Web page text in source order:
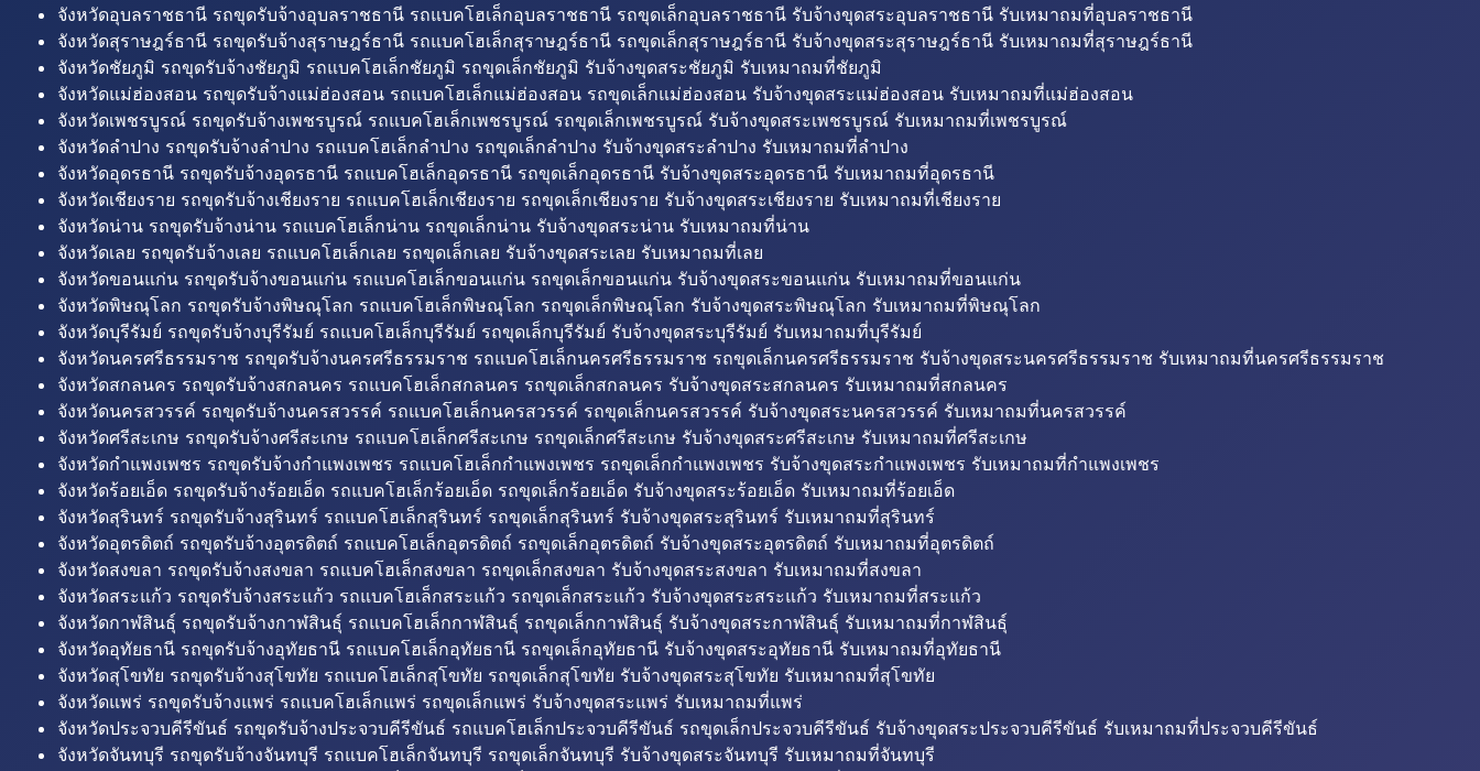
จังหวัดอุบลราชธานี รถขุดรับจ้างอุบลราชธานี รถแบคโฮเล็กอุบลราชธานี รถขุดเล็กอุบลราชธานี รับจ้างขุดสระอุบลราชธานี รับเหมาถมที่อุบลราชธานี
จังหวัดสุราษฎร์ธานี รถขุดรับจ้างสุราษฎร์ธานี รถแบคโฮเล็กสุราษฎร์ธานี รถขุดเล็กสุราษฎร์ธานี รับจ้างขุดสระสุราษฎร์ธานี รับเหมาถมที่สุราษฎร์ธานี
จังหวัดชัยภูมิ รถขุดรับจ้างชัยภูมิ รถแบคโฮเล็กชัยภูมิ รถขุดเล็กชัยภูมิ รับจ้างขุดสระชัยภูมิ รับเหมาถมที่ชัยภูมิ
จังหวัดแม่ฮ่องสอน รถขุดรับจ้างแม่ฮ่องสอน รถแบคโฮเล็กแม่ฮ่องสอน รถขุดเล็กแม่ฮ่องสอน รับจ้างขุดสระแม่ฮ่องสอน รับเหมาถมที่แม่ฮ่องสอน
จังหวัดเพชรบูรณ์ รถขุดรับจ้างเพชรบูรณ์ รถแบคโฮเล็กเพชรบูรณ์ รถขุดเล็กเพชรบูรณ์ รับจ้างขุดสระเพชรบูรณ์ รับเหมาถมที่เพชรบูรณ์
จังหวัดลำปาง รถขุดรับจ้างลำปาง รถแบคโฮเล็กลำปาง รถขุดเล็กลำปาง รับจ้างขุดสระลำปาง รับเหมาถมที่ลำปาง
จังหวัดอุดรธานี รถขุดรับจ้างอุดรธานี รถแบคโฮเล็กอุดรธานี รถขุดเล็กอุดรธานี รับจ้างขุดสระอุดรธานี รับเหมาถมที่อุดรธานี
จังหวัดเชียงราย รถขุดรับจ้างเชียงราย รถแบคโฮเล็กเชียงราย รถขุดเล็กเชียงราย รับจ้างขุดสระเชียงราย รับเหมาถมที่เชียงราย
จังหวัดน่าน รถขุดรับจ้างน่าน รถแบคโฮเล็กน่าน รถขุดเล็กน่าน รับจ้างขุดสระน่าน รับเหมาถมที่น่าน
จังหวัดเลย รถขุดรับจ้างเลย รถแบคโฮเล็กเลย รถขุดเล็กเลย รับจ้างขุดสระเลย รับเหมาถมที่เลย
จังหวัดขอนแก่น รถขุดรับจ้างขอนแก่น รถแบคโฮเล็กขอนแก่น รถขุดเล็กขอนแก่น รับจ้างขุดสระขอนแก่น รับเหมาถมที่ขอนแก่น
จังหวัดพิษณุโลก รถขุดรับจ้างพิษณุโลก รถแบคโฮเล็กพิษณุโลก รถขุดเล็กพิษณุโลก รับจ้างขุดสระพิษณุโลก รับเหมาถมที่พิษณุโลก
จังหวัดบุรีรัมย์ รถขุดรับจ้างบุรีรัมย์ รถแบคโฮเล็กบุรีรัมย์ รถขุดเล็กบุรีรัมย์ รับจ้างขุดสระบุรีรัมย์ รับเหมาถมที่บุรีรัมย์
จังหวัดนครศรีธรรมราช รถขุดรับจ้างนครศรีธรรมราช รถแบคโฮเล็กนครศรีธรรมราช รถขุดเล็กนครศรีธรรมราช รับจ้างขุดสระนครศรีธรรมราช รับเหมาถมที่นครศรีธรรมราช
จังหวัดสกลนคร รถขุดรับจ้างสกลนคร รถแบคโฮเล็กสกลนคร รถขุดเล็กสกลนคร รับจ้างขุดสระสกลนคร รับเหมาถมที่สกลนคร
จังหวัดนครสวรรค์ รถขุดรับจ้างนครสวรรค์ รถแบคโฮเล็กนครสวรรค์ รถขุดเล็กนครสวรรค์ รับจ้างขุดสระนครสวรรค์ รับเหมาถมที่นครสวรรค์
จังหวัดศรีสะเกษ รถขุดรับจ้างศรีสะเกษ รถแบคโฮเล็กศรีสะเกษ รถขุดเล็กศรีสะเกษ รับจ้างขุดสระศรีสะเกษ รับเหมาถมที่ศรีสะเกษ
จังหวัดกำแพงเพชร รถขุดรับจ้างกำแพงเพชร รถแบคโฮเล็กกำแพงเพชร รถขุดเล็กกำแพงเพชร รับจ้างขุดสระกำแพงเพชร รับเหมาถมที่กำแพงเพชร
จังหวัดร้อยเอ็ด รถขุดรับจ้างร้อยเอ็ด รถแบคโฮเล็กร้อยเอ็ด รถขุดเล็กร้อยเอ็ด รับจ้างขุดสระร้อยเอ็ด รับเหมาถมที่ร้อยเอ็ด
จังหวัดสุรินทร์ รถขุดรับจ้างสุรินทร์ รถแบคโฮเล็กสุรินทร์ รถขุดเล็กสุรินทร์ รับจ้างขุดสระสุรินทร์ รับเหมาถมที่สุรินทร์
จังหวัดอุตรดิตถ์ รถขุดรับจ้างอุตรดิตถ์ รถแบคโฮเล็กอุตรดิตถ์ รถขุดเล็กอุตรดิตถ์ รับจ้างขุดสระอุตรดิตถ์ รับเหมาถมที่อุตรดิตถ์
จังหวัดสงขลา รถขุดรับจ้างสงขลา รถแบคโฮเล็กสงขลา รถขุดเล็กสงขลา รับจ้างขุดสระสงขลา รับเหมาถมที่สงขลา
จังหวัดสระแก้ว รถขุดรับจ้างสระแก้ว รถแบคโฮเล็กสระแก้ว รถขุดเล็กสระแก้ว รับจ้างขุดสระสระแก้ว รับเหมาถมที่สระแก้ว
จังหวัดกาฬสินธุ์ รถขุดรับจ้างกาฬสินธุ์ รถแบคโฮเล็กกาฬสินธุ์ รถขุดเล็กกาฬสินธุ์ รับจ้างขุดสระกาฬสินธุ์ รับเหมาถมที่กาฬสินธุ์
จังหวัดอุทัยธานี รถขุดรับจ้างอุทัยธานี รถแบคโฮเล็กอุทัยธานี รถขุดเล็กอุทัยธานี รับจ้างขุดสระอุทัยธานี รับเหมาถมที่อุทัยธานี
จังหวัดสุโขทัย รถขุดรับจ้างสุโขทัย รถแบคโฮเล็กสุโขทัย รถขุดเล็กสุโขทัย รับจ้างขุดสระสุโขทัย รับเหมาถมที่สุโขทัย
จังหวัดแพร่ รถขุดรับจ้างแพร่ รถแบคโฮเล็กแพร่ รถขุดเล็กแพร่ รับจ้างขุดสระแพร่ รับเหมาถมที่แพร่
จังหวัดประจวบคีรีขันธ์ รถขุดรับจ้างประจวบคีรีขันธ์ รถแบคโฮเล็กประจวบคีรีขันธ์ รถขุดเล็กประจวบคีรีขันธ์ รับจ้างขุดสระประจวบคีรีขันธ์ รับเหมาถมที่ประจวบคีรีขันธ์
จังหวัดจันทบุรี รถขุดรับจ้างจันทบุรี รถแบคโฮเล็กจันทบุรี รถขุดเล็กจันทบุรี รับจ้างขุดสระจันทบุรี รับเหมาถมที่จันทบุรี